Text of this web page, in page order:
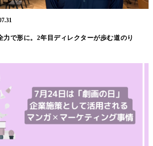
力で形に。2年目ディレクターが歩む道のり